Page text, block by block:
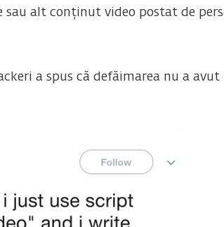
alt conținut video postat de
a spus că defăimarea nu a